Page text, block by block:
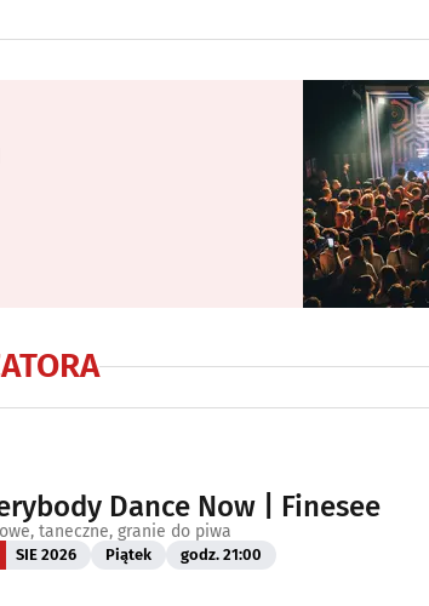
Dance Now | Finesee
taneczne, granie do piwa
SIE 2026 Piątek godz. 21:00